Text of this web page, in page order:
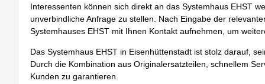
Interessenten können sich direkt an das Systemhaus EHST
unverbindliche Anfrage zu stellen. Nach Eingabe der
Systemhauses EHST mit Ihnen Kontakt aufnehmen, um
Das Systemhaus EHST in Eisenhüttenstadt ist stolz darauf,
Durch die Kombination aus Originalersatzteilen, schnellem
Kunden zu garantieren.